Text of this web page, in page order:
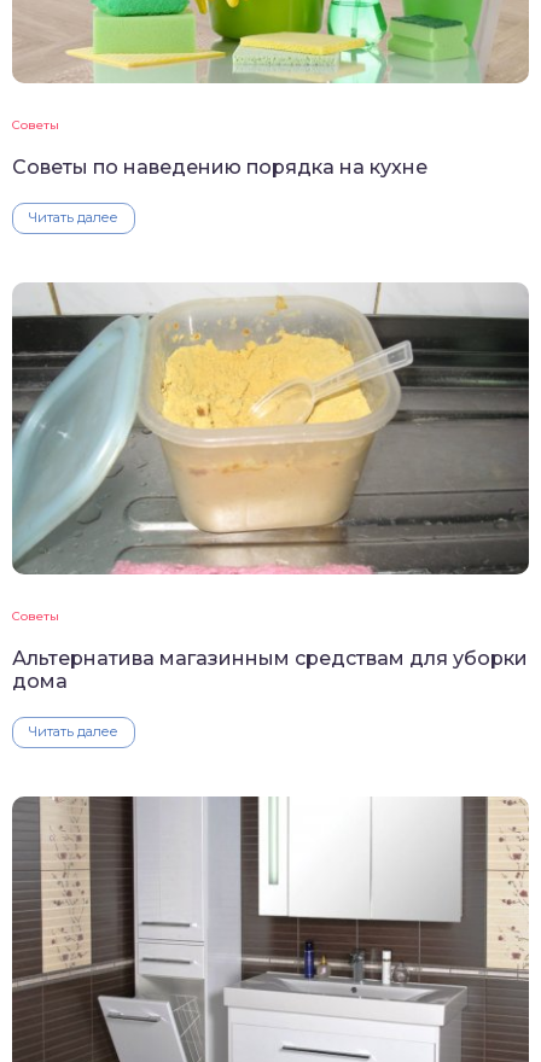
Советы
Советы по наведению порядка на кухне
Читать далее
Советы
Альтернатива магазинным средствам для уборки
дома
Читать далее